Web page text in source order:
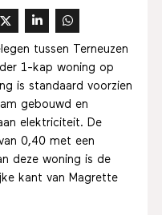
tussen Terneuzen
1-kap woning op
is standaard voorzien
gebouwd en
elektriciteit. De
0,40 met een
deze woning is de
kant van Magrette